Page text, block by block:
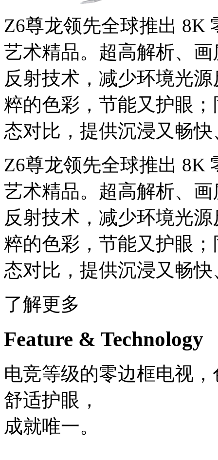
Z6尊龙领先全球推出 8K 零
艺术精品。超高解析、
反射技术，减少环境光
粹的色彩，节能又护眼；
态对比，提供沉浸又畅
Z6尊龙领先全球推出 8K 零
艺术精品。超高解析、
反射技术，减少环境光
粹的色彩，节能又护眼；
态对比，提供沉浸又畅
了解更多
Feature & Technology
电竞等级的零边框电视，
舒适护眼，
成就唯一。